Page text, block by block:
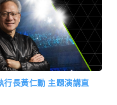
行長黃仁勳 主題演講直